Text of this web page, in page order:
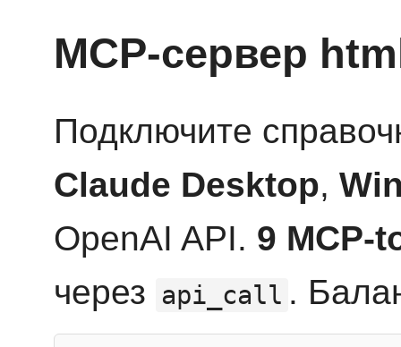
MCP-сервер
Подключите
Claude Desktop,
OpenAI API. 9 MCP-
через api_call .